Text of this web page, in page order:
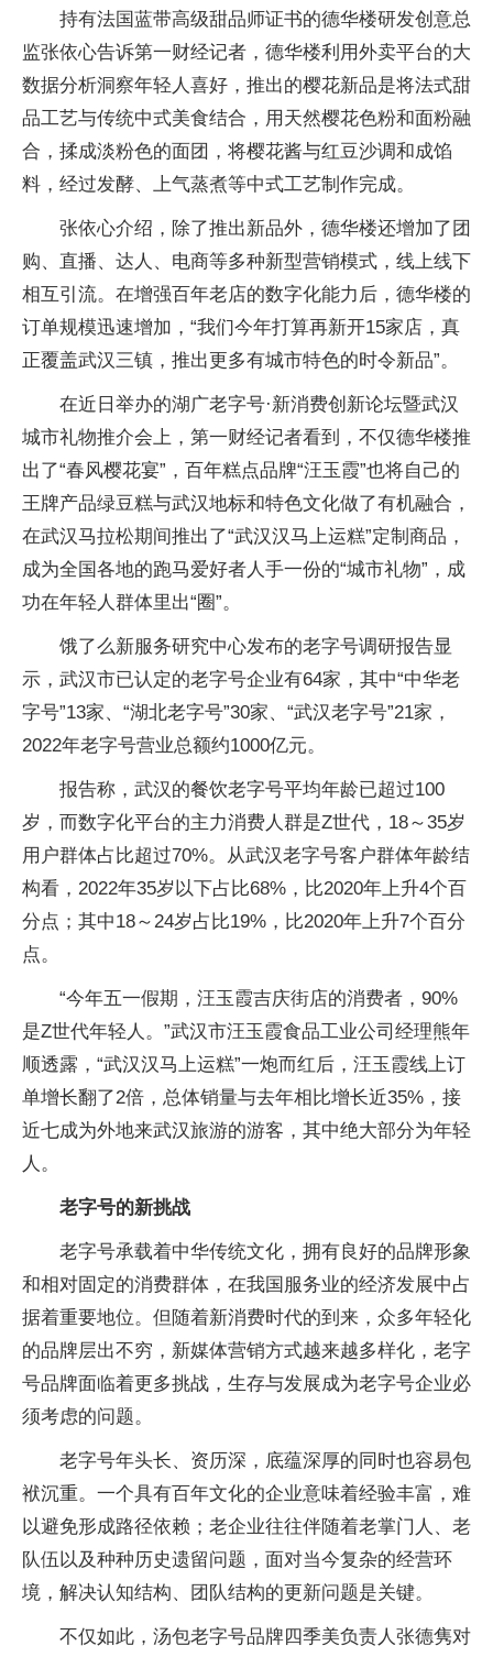
持有法国蓝带高级甜品师证书的德华楼研发创意总
监张依心告诉第一财经记者，德华楼利用外卖平台的大
数据分析洞察年轻人喜好，推出的樱花新品是将法式甜
品工艺与传统中式美食结合，用天然樱花色粉和面粉融
合，揉成淡粉色的面团，将樱花酱与红豆沙调和成馅
料，经过发酵、上气蒸煮等中式工艺制作完成。
张依心介绍，除了推出新品外，德华楼还增加了团
购、直播、达人、电商等多种新型营销模式，线上线下
相互引流。在增强百年老店的数字化能力后，德华楼的
订单规模迅速增加，“我们今年打算再新开15家店，真
正覆盖武汉三镇，推出更多有城市特色的时令新品”。
在近日举办的湖广老字号·新消费创新论坛暨武汉
城市礼物推介会上，第一财经记者看到，不仅德华楼推
出了“春风樱花宴”，百年糕点品牌“汪玉霞”也将自己的
王牌产品绿豆糕与武汉地标和特色文化做了有机融合，
在武汉马拉松期间推出了“武汉汉马上运糕”定制商品，
成为全国各地的跑马爱好者人手一份的“城市礼物”，成
功在年轻人群体里出“圈”。
饿了么新服务研究中心发布的老字号调研报告显
示，武汉市已认定的老字号企业有64家，其中“中华老
字号”13家、“湖北老字号”30家、“武汉老字号”21家，
2022年老字号营业总额约1000亿元。
报告称，武汉的餐饮老字号平均年龄已超过100
岁，而数字化平台的主力消费人群是Z世代，18～35岁
用户群体占比超过70%。从武汉老字号客户群体年龄结
构看，2022年35岁以下占比68%，比2020年上升4个百
分点；其中18～24岁占比19%，比2020年上升7个百分
点。
“今年五一假期，汪玉霞吉庆街店的消费者，90%
是Z世代年轻人。”武汉市汪玉霞食品工业公司经理熊年
顺透露，“武汉汉马上运糕”一炮而红后，汪玉霞线上订
单增长翻了2倍，总体销量与去年相比增长近35%，接
近七成为外地来武汉旅游的游客，其中绝大部分为年轻
人。
老字号的新挑战
老字号承载着中华传统文化，拥有良好的品牌形象
和相对固定的消费群体，在我国服务业的经济发展中占
据着重要地位。但随着新消费时代的到来，众多年轻化
的品牌层出不穷，新媒体营销方式越来越多样化，老字
号品牌面临着更多挑战，生存与发展成为老字号企业必
须考虑的问题。
老字号年头长、资历深，底蕴深厚的同时也容易包
袱沉重。一个具有百年文化的企业意味着经验丰富，难
以避免形成路径依赖；老企业往往伴随着老掌门人、老
队伍以及种种历史遗留问题，面对当今复杂的经营环
境，解决认知结构、团队结构的更新问题是关键。
不仅如此，汤包老字号品牌四季美负责人张德隽对